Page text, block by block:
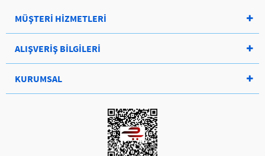
MÜŞTERİ HİZMETLERİ
ALIŞVERİŞ BİLGİLERİ
KURUMSAL